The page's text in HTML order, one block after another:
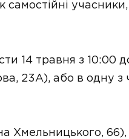
учасники,
14 травня з 10:00
23А), або в одну з
Хмельницького, 66),